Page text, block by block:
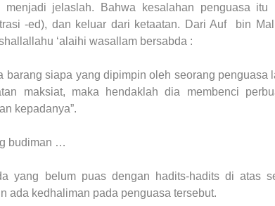
menjadi jelaslah. Bahwa kesalahan penguasa
-ed), dan keluar dari ketaatan. Dari Auf bin
‘alaihi wasallam bersabda :
barang siapa yang dipimpin oleh seorang penguasa
maksiat, maka hendaklah dia membenci
kepadanya”.
budiman …
yang belum puas dengan hadits-hadits di atas
ada kedhaliman pada penguasa tersebut.